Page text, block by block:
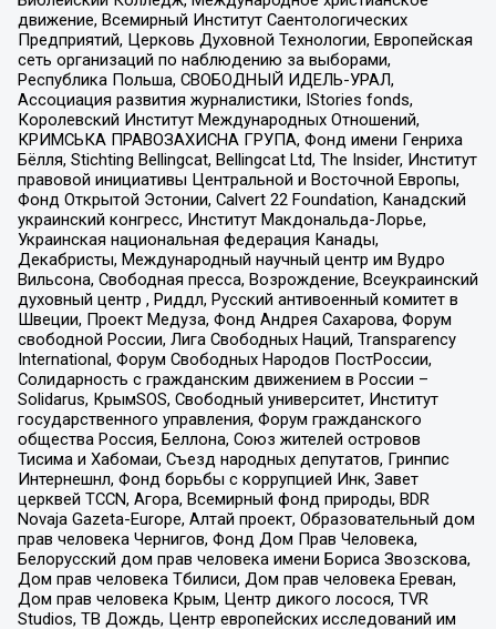
движение, Всемирный Институт Саентологических
Предприятий, Церковь Духовной Технологии, Европейская
сеть организаций по наблюдению за выборами,
Республика Польша, СВОБОДНЫЙ ИДЕЛЬ-УРАЛ,
Ассоциация развития журналистики, IStories fonds,
Королевский Институт Международных Отношений,
КРИМСЬКА ПРАВОЗАХИСНА ГРУПА, Фонд имени Генриха
Бёлля, Stichting Bellingcat, Bellingcat Ltd, The Insider, Институт
правовой инициативы Центральной и Восточной Европы,
Фонд Открытой Эстонии, Calvert 22 Foundation, Канадский
украинский конгресс, Институт Макдональда-Лорье,
Украинская национальная федерация Канады,
Декабристы, Международный научный центр им Вудро
Вильсона, Свободная пресса, Возрождение, Всеукраинский
духовный центр , Риддл, Русский антивоенный комитет в
Швеции, Проект Медуза, Фонд Андрея Сахарова, Форум
свободной России, Лига Свободных Наций, Transparеncy
International, Форум Свободных Народов ПостРоссии,
Солидарность с гражданским движением в России –
Solidarus, КрымSOS, Свободный университет, Институт
государственного управления, Форум гражданского
общества Россия, Беллона, Союз жителей островов
Тисима и Хабомаи, Съезд народных депутатов, Гринпис
Интернешнл, Фонд борьбы с коррупцией Инк, Завет
церквей TCCN, Агора, Всемирный фонд природы, BDR
Novaja Gazeta-Europe, Алтай проект, Образовательный дом
прав человека Чернигов, Фонд Дом Прав Человека,
Белорусский дом прав человека имени Бориса Звозскова,
Дом прав человека Тбилиси, Дом прав человека Ереван,
Дом прав человека Крым, Центр дикого лосося, TVR
Studios, ТВ Дождь, Центр европейских исследований им